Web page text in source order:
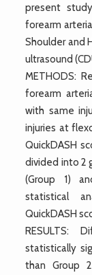
present
forearm
Shoulder and
ultrasound
METHODS:
forearm
with same
injuries at
QuickDASH
divided into 2
(Group 1)
statistical
QuickDASH
RESULTS:
statistically
than Group